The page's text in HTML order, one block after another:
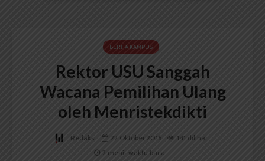
BERITA KAMPUS
Rektor USU Sanggah
Wacana Pemilihan Ulang
oleh Menristekdikti
Redaksi 22 Oktober 2016
141 dilihat
2 menit waktu baca